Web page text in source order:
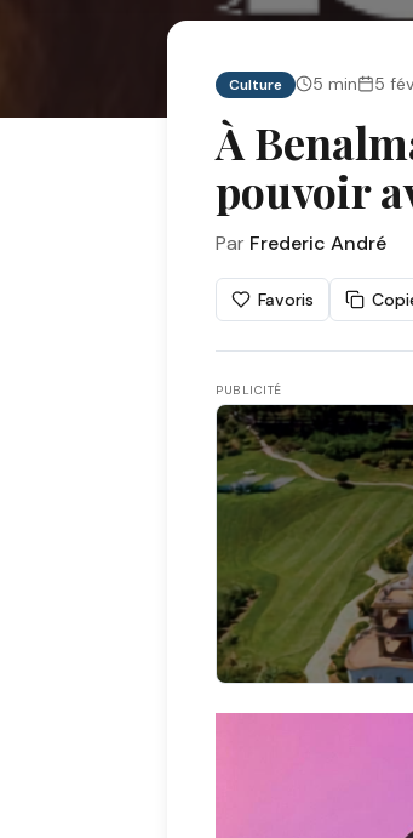
Culture 5 min 5
À
pouvoir
Par Frederic André
Favoris
PUBLICITÉ